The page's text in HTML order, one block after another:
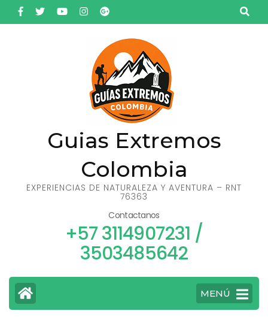
Saltar
al
Guias Extremos
Colombia
EXPERIENCIAS DE NATURALEZA Y AVENTURA – RNT
76363
Contactanos
+57 3114907231 /
3503485642
MENÚ